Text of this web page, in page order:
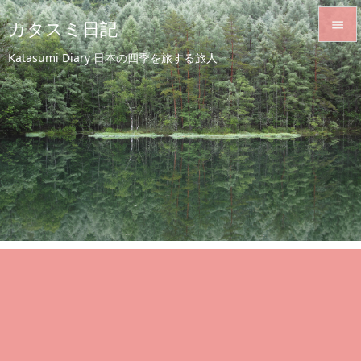
カタスミ日記
Katasumi Diary 日本の四季を旅する旅人


メニュ

サイド

前へ

次へ

検索